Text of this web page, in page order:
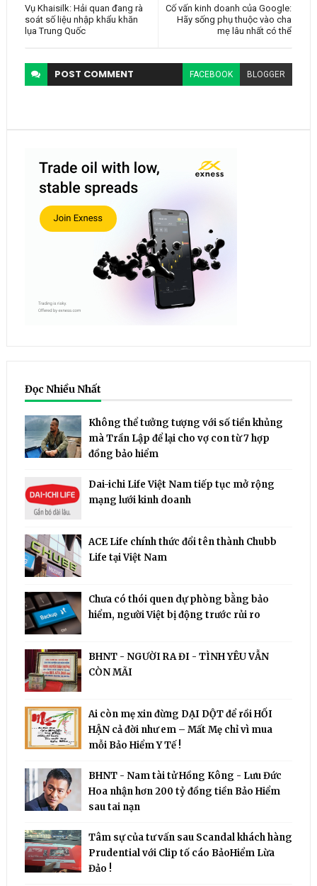
Cố vấn kinh doanh của Google:
Hãy sống phụ thuộc vào cha
mẹ lâu nhất có thể
Vụ Khaisilk: Hải quan đang rà
soát số liệu nhập khẩu khăn
lụa Trung Quốc
POST COMMENT FACEBOOK BLOGGER
Đọc Nhiều Nhất
Không thể tưởng tượng với số tiền khủng
mà Trần Lập để lại cho vợ con từ 7 hợp
đồng bảo hiểm
Dai-ichi Life Việt Nam tiếp tục mở rộng
mạng lưới kinh doanh
ACE Life chính thức đổi tên thành Chubb
Life tại Việt Nam
Chưa có thói quen dự phòng bằng bảo
hiểm, người Việt bị động trước rủi ro
BHNT - NGƯỜI RA ĐI - TÌNH YÊU VẪN
CÒN MÃI
Ai còn mẹ xin đừng DẠI DỘT để rồi HỐI
HẬN cả đời như em – Mất Mẹ chỉ vì mua
mỗi Bảo Hiểm Y Tế !
BHNT - Nam tài tử Hồng Kông - Lưu Đức
Hoa nhận hơn 200 tỷ đồng tiền Bảo Hiểm
sau tai nạn
Tâm sự của tư vấn sau Scandal khách hàng
Prudential với Clip tố cáo BảoHiểm Lừa
Đảo !